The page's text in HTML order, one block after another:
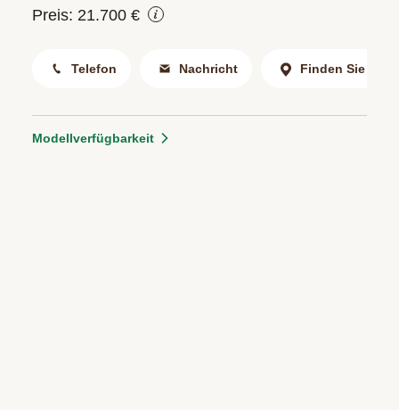
Preis: 21.700 €
Telefon Nachricht Finden Sie uns
Modellverfügbarkeit